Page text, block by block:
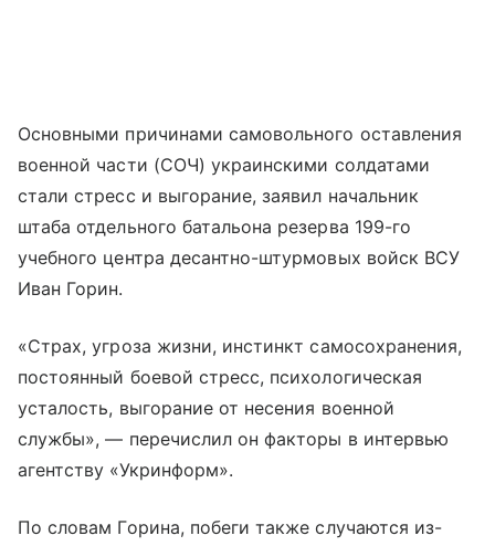
Основными причинами самовольного оставления
военной части (СОЧ) украинскими солдатами
стали стресс и выгорание, заявил начальник
штаба отдельного батальона резерва 199-го
учебного центра десантно-штурмовых войск ВСУ
Иван Горин.
«Страх, угроза жизни, инстинкт самосохранения,
постоянный боевой стресс, психологическая
усталость, выгорание от несения военной
службы», — перечислил он факторы в интервью
агентству «Укринформ».
По словам Горина, побеги также случаются из-